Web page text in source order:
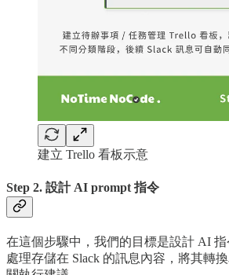
建立 Trello 看板示意
Step 2. 設計 AI prompt 指令
在這個步驟中，我們的目標是設計 AI 指
處理存儲在 Slack 的訊息內容，將其轉